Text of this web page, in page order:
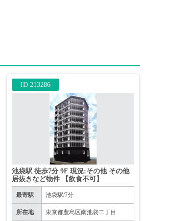
ID 213286
池袋駅 徒歩7分 9F 現況:その他 その他
居抜きなど物件 【飲食不可】
最寄駅 池袋駅/7分
所在地 東京都豊島区南池袋二丁目